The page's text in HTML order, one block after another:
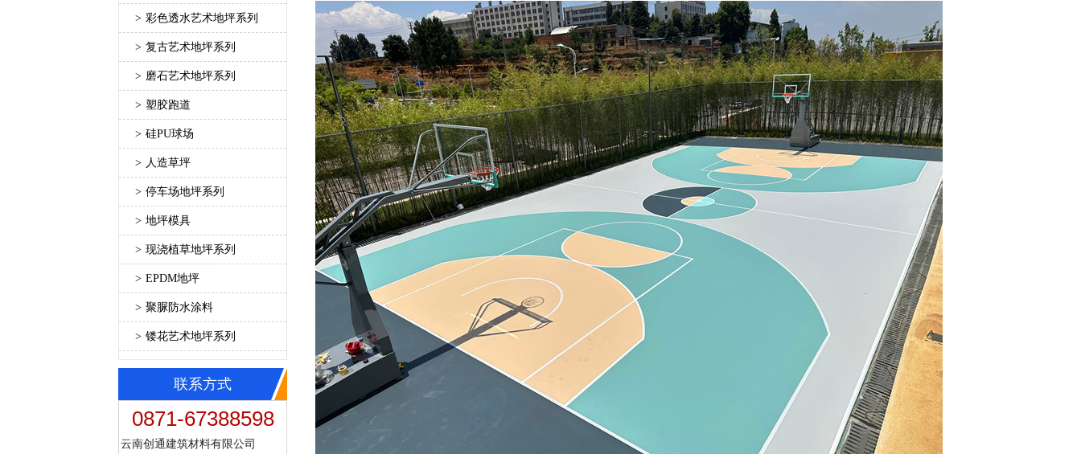
> 彩色透水艺术地坪系列
> 复古艺术地坪系列
> 磨石艺术地坪系列
> 塑胶跑道
> 硅PU球场
> 人造草坪
> 停车场地坪系列
> 地坪模具
> 现浇植草地坪系列
> EPDM地坪
> 聚脲防水涂料
> 镂花艺术地坪系列
联系方式
0871-67388598
云南创通建筑材料有限公司